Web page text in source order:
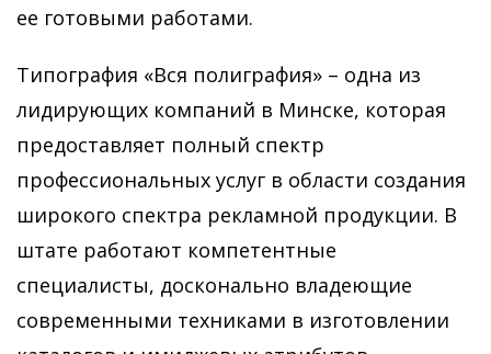
ее готовыми работами.
Типография «Вся полиграфия» – одна из
лидирующих компаний в Минске, которая
предоставляет полный спектр
профессиональных услуг в области создания
широкого спектра рекламной продукции. В
штате работают компетентные
специалисты, досконально владеющие
современными техниками в изготовлении